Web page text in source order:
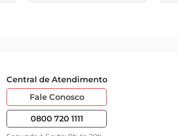
Central de Atendimento
Fale Conosco
0800 720 1111